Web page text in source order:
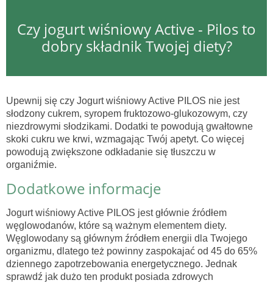
Czy jogurt wiśniowy Active - Pilos to
dobry składnik Twojej diety?
Upewnij się czy Jogurt wiśniowy Active PILOS nie jest
słodzony cukrem, syropem fruktozowo-glukozowym, czy
niezdrowymi słodzikami. Dodatki te powodują gwałtowne
skoki cukru we krwi, wzmagając Twój apetyt. Co więcej
powodują zwiększone odkładanie się tłuszczu w
organiźmie.
Dodatkowe informacje
Jogurt wiśniowy Active PILOS jest głównie źródłem
węglowodanów, które są ważnym elementem diety.
Węglowodany są głównym źródłem energii dla Twojego
organizmu, dlatego też powinny zaspokajać od 45 do 65%
dziennego zapotrzebowania energetycznego. Jednak
sprawdź jak dużo ten produkt posiada zdrowych